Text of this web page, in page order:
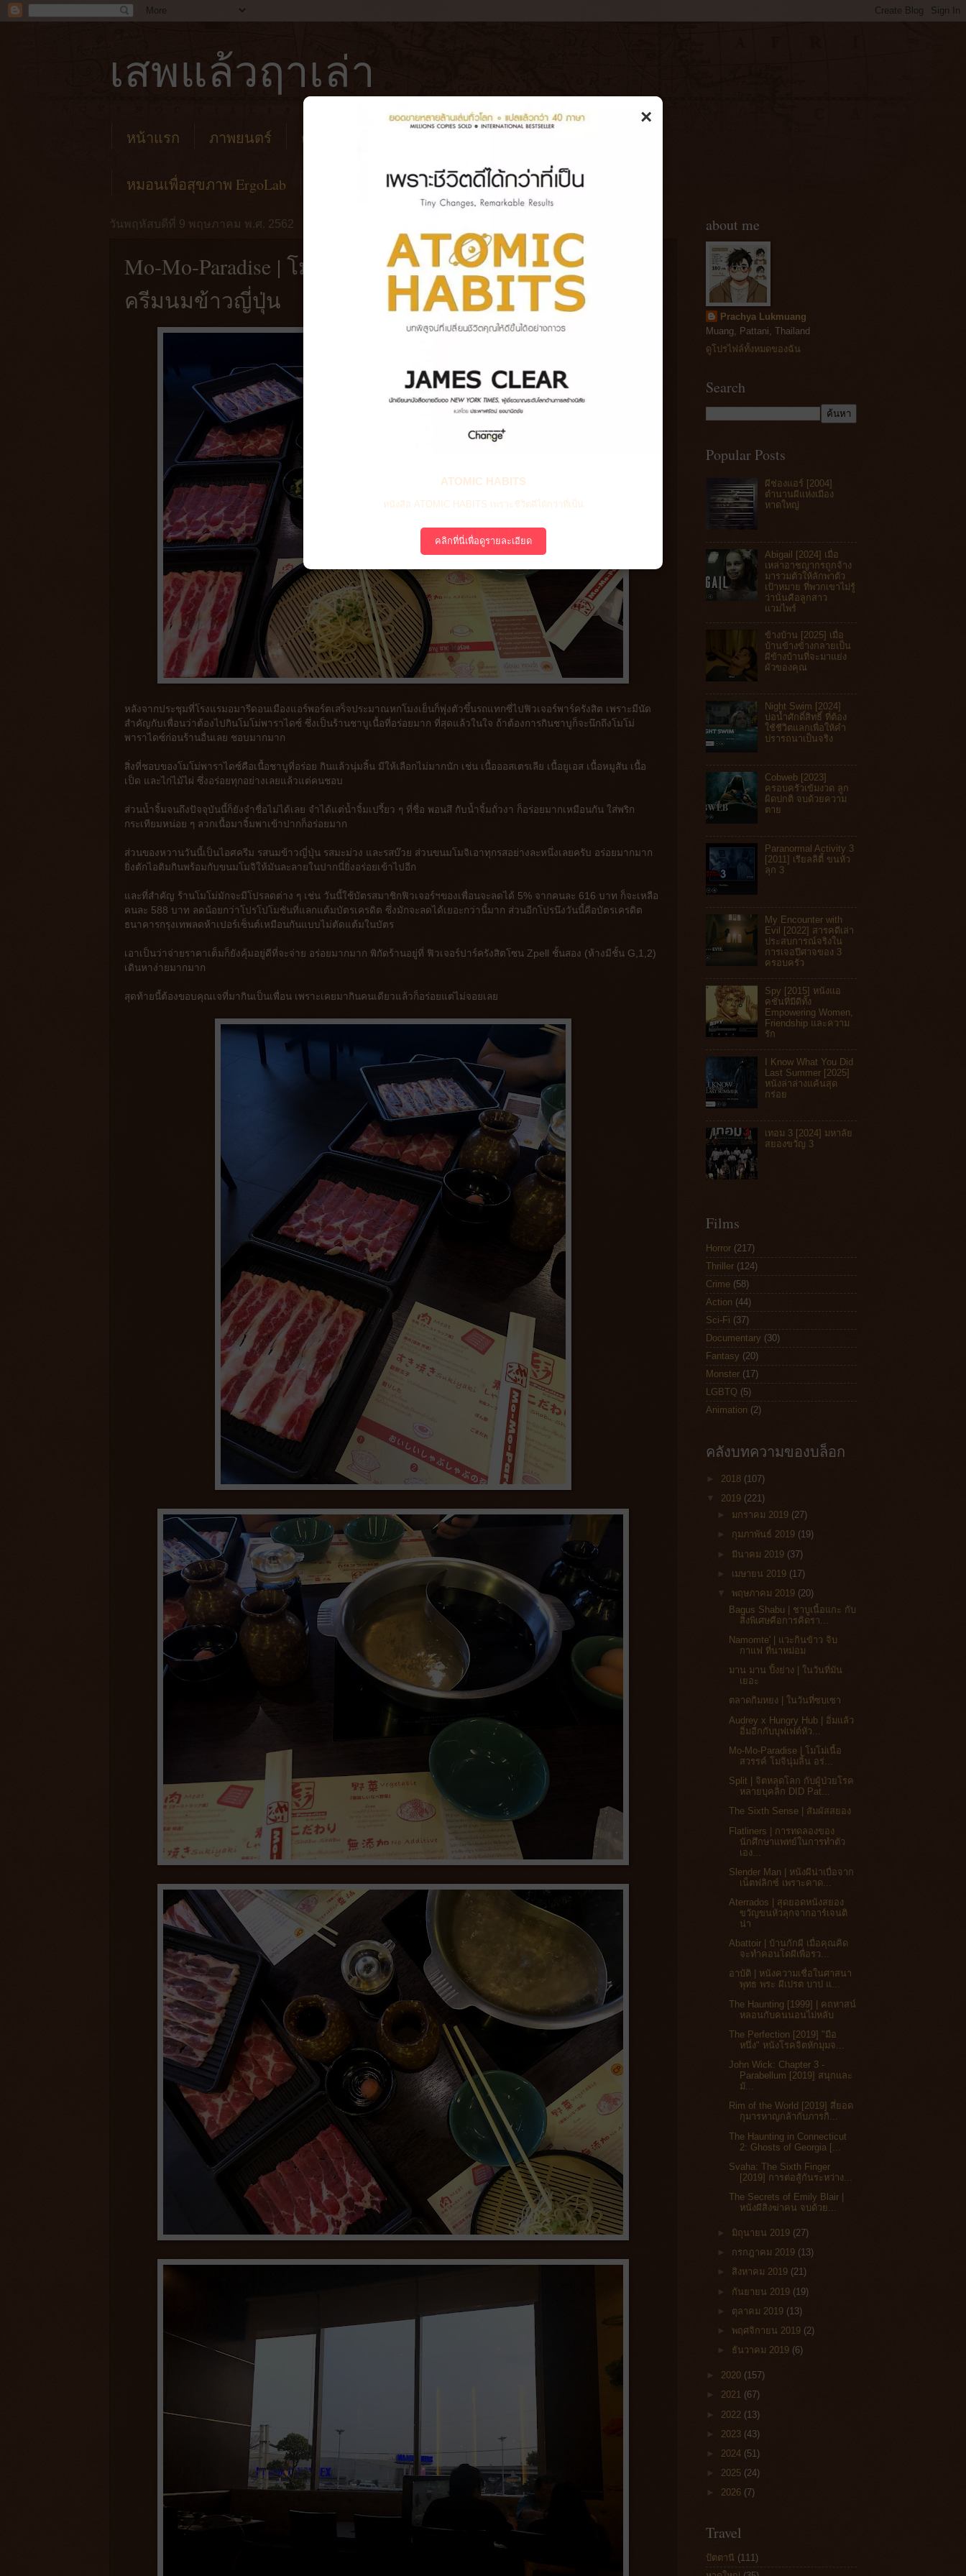
เสพแล้วฤาเล่า
หน้าแรก ภาพยนตร์ คาเฟ่
หมอนเพื่อสุขภาพ ErgoLab
วันพฤหัสบดีที่ 9 พฤษภาคม พ.ศ. 2562
Mo-Mo-Paradise | โมโม่เนื้อสวรรค์ โมจินุ่มลิ้น อร่อยไอศ
ครีมนมข้าวญี่ปุ่น
หลังจากประชุมที่โรงแรมอมารีดอนเมืองแอร์พอร์ตเสร็จประมาณหกโมงเย็นก็พุ่งตัวขึ้นรถแทกซี่ไปฟิวเจอร์พาร์ครังสิต เพราะมีนัด
สำคัญกับเพื่อนว่าต้องไปกินโมโม่พาราไดซ์ ซึ่งเป็นร้านชาบูเนื้อที่อร่อยมาก ที่สุดแล้วในใจ ถ้าต้องการกินชาบูก็จะนึกถึงโมโม่
พาราไดซ์ก่อนร้านอื่นเลย ชอบมากมาก
สิ่งที่ชอบของโมโม่พาราไดซ์คือเนื้อชาบูที่อร่อย กินแล้วนุ่มลิ้น มีให้เลือกไม่มากนัก เช่น เนื้อออสเตรเลีย เนื้อยูเอส เนื้อหมูสัน เนื้อ
เป็ด และไก่ไม้ไผ่ ซึ่งอร่อยทุกอย่างเลยแล้วแต่คนชอบ
ส่วนน้ำจิ้มจนถึงปัจจุบันนี้ก็ยังจำชื่อไม่ได้เลย จำได้แต่น้ำจิ้มเปรี้ยว ๆ ที่ชื่อ พอนสึ กับน้ำจิ้มถั่วงา ก็อร่อยมากเหมือนกัน ใส่พริก
กระเทียมหน่อย ๆ ลวกเนื้อมาจิ้มพาเข้าปากก็อร่อยมาก
ส่วนของหวานวันนี้เป็นไอศครีม รสนมข้าวญี่ปุ่น รสมะม่วง และรสบ๊วย ส่วนขนมโมจิเอาทุกรสอย่างละหนึ่งเลยครับ อร่อยมากมาก
ยิ่งตักไอติมกินพร้อมกับขนมโมจิให้มันละลายในปากนี่ยิ่งอร่อยเข้าไปอีก
และที่สำคัญ ร้านโมโม่มักจะมีโปรลดต่าง ๆ เช่น วันนี้ใช้บัตรสมาชิกฟิวเจอร์ฯของเพื่อนจะลดได้ 5% จากคนละ 616 บาท ก็จะเหลือ
คนละ 588 บาท ลดน้อยกว่าโปรโปโมชันที่แลกแต้มบัตรเครดิต ซึ่งมักจะลดได้เยอะกว่านี้มาก ส่วนอีกโปรนึงวันนี้คือบัตรเครดิต
ธนาคารกรุงเทพลดห้าเปอร์เซ็นต์เหมือนกันแบบไม่ตัดแต้มในบัตร
เอาเป็นว่าจ่ายราคาเต็มก็ยังคุ้มอยู่ดีที่จะจ่าย อร่อยมากมาก พิกัดร้านอยู่ที่ ฟิวเจอร์ปาร์ครังสิตโซน Zpell ชั้นสอง (ห้างมีชั้น G,1,2)
เดินหาง่ายมากมาก
สุดท้ายนี้ต้องขอบคุณเจที่มากินเป็นเพื่อน เพราะเคยมากินคนเดียวแล้วก็อร่อยแต่ไม่จอยเลย
about me
Prachya Lukmuang
Muang, Pattani, Thailand
ดูโปรไฟล์ทั้งหมดของฉัน
Search
Popular Posts
ผีช่องแอร์ [2004]
ตำนานผีแห่งเมือง
หาดใหญ่
Abigail [2024] เมื่อ
เหล่าอาชญากรถูกจ้าง
มารวมตัวให้ลักพาตัว
เป้าหมาย ที่พวกเขาไม่รู้
ว่านั่นคือลูกสาว
แวมไพร์
ข้างบ้าน [2025] เมื่อ
บ้านข้างข้างกลายเป็น
ผีข้างบ้านที่จะมาแย่ง
ผัวของคุณ
Night Swim [2024]
บ่อน้ำศักดิ์สิทธิ์ ที่ต้อง
ใช้ชีวิตแลกเพื่อให้คำ
ปรารถนาเป็นจริง
Cobweb [2023]
ครอบครัวเข้มงวด ลูก
ผิดปกติ จบด้วยความ
ตาย
Paranormal Activity 3
[2011] เรียลลิตี้ ขนหัว
ลุก 3
My Encounter with
Evil [2022] สารคดีเล่า
ประสบการณ์จริงใน
การเจอปีศาจของ 3
ครอบครัว
Spy [2015] หนังแอ
คชันที่มีดีทั้ง
Empowering Women,
Friendship และความ
รัก
I Know What You Did
Last Summer [2025]
หนังล่าล่างแค้นสุด
กร่อย
เทอม 3 [2024] มหาลัย
สยองขวัญ 3
Films
Horror (217)
Thriller (124)
Crime (58)
Action (44)
Sci-Fi (37)
Documentary (30)
Fantasy (20)
Monster (17)
LGBTQ (5)
Animation (2)
คลังบทความของบล็อก
► 2018 (107)
▼ 2019 (221)
► มกราคม 2019 (27)
► กุมภาพันธ์ 2019 (19)
► มีนาคม 2019 (37)
► เมษายน 2019 (17)
▼พฤษภาคม 2019 (20)
Bagus Shabu | ชาบูเนื้อแกะ กับ
สิ่งพิเศษคือการคิดรา...
Namomte' | แวะกินข้าว จิบ
กาแฟ ที่นาหม่อม
มาน มาน ปิ้งย่าง | ในวันที่มัน
เยอะ
ตลาดกิมหยง | ในวันที่ซบเซา
Audrey x Hungry Hub | อิ่มแล้ว
อิ่มอีกกับบุฟเฟต์หัว...
Mo-Mo-Paradise | โมโม่เนื้อ
สวรรค์ โมจินุ่มลิ้น อร่...
Split | จิตหลุดโลก กับผู้ป่วยโรค
หลายบุคลิก DID Pat...
The Sixth Sense | สัมผัสสยอง
Flatliners | การทดลองของ
นักศึกษาแพทย์ในการทำตัว
เอง...
Slender Man | หนังผีน่าเบื่อจาก
เน็ตฟลิกซ์ เพราะคาด...
Aterrados | สุดยอดหนังสยอง
ขวัญขนหัวลุกจากอาร์เจนติ
น่า
Abattoir | บ้านกักผี เมื่อคุณคิด
จะทำคอนโดผีเพื่อรว...
อาบัติ | หนังความเชื่อในศาสนา
พุทธ พระ ผีเปรต บาป แ...
The Haunting [1999] | คถหาสน์
หลอนกับคนนอนไม่หลับ
The Perfection [2019] "มือ
หนึ่ง" หนังโรคจิตหักมุมจ...
John Wick: Chapter 3 -
Parabellum [2019] สนุกและ
มั...
Rim of the World [2019] สี่ยอด
กุมารหาญกล้ากับภารกิ...
The Haunting in Connecticut
2: Ghosts of Georgia [...
Svaha: The Sixth Finger
[2019] การต่อสู้กันระหว่าง...
The Secrets of Emily Blair |
หนังผีสิงฆ่าคน จบด้วย...
► มิถุนายน 2019 (27)
► กรกฎาคม 2019 (13)
► สิงหาคม 2019 (21)
► กันยายน 2019 (19)
► ตุลาคม 2019 (13)
►พฤศจิกายน 2019 (2)
► ธันวาคม 2019 (6)
► 2020 (157)
► 2021 (67)
► 2022 (13)
► 2023 (43)
► 2024 (51)
► 2025 (24)
► 2026 (7)
Travel
ปัตตานี (111)
×
ATOMIC HABITS
หนังสือ ATOMIC HABITS เพราะชีวิตดีได้กว่าที่เป็น
คลิกที่นี่เพื่อดูรายละเอียด